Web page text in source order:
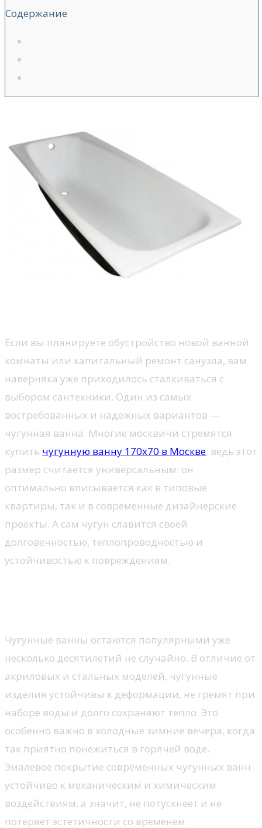
Содержание
Если вы планируете обустройство новой ванной
комнаты или капитальный ремонт санузла, вам
наверняка уже приходилось сталкиваться с
выбором сантехники. Один из самых
востребованных и надежных вариантов —
чугунная ванна. Многие москвичи стремятся
купить чугунную ванну 170х70 в Москве, ведь этот
размер считается универсальным: он
оптимально вписывается как в типовые
квартиры, так и в современные дизайнерские
проекты. А сам чугун славится своей
долговечностью, теплопроводностью и
устойчивостью к повреждениям.
Чугунные ванны остаются популярными уже
несколько десятилетий не случайно. В отличие от
акриловых и стальных моделей, чугунные
изделия устойчивы к деформации, не гремят при
наборе воды и долго сохраняют тепло. Это
особенно важно в холодные зимние вечера, когда
так приятно понежиться в горячей воде.
Эмалевое покрытие современных чугунных ванн
устойчиво к механическим и химическим
воздействиям, а значит, не потускнеет и не
потеряет эстетичности со временем.